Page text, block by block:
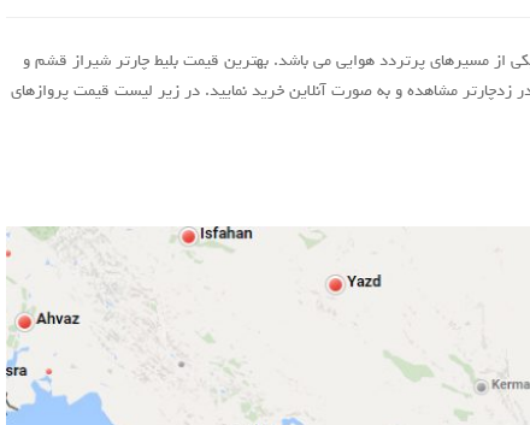
از مسیرهای پرتردد هوایی می باشد. بهترین قیمت بلیط چارتر شیراز قشم و
زدچارتر مشاهده و به صورت آنلاین خرید نمایید. در زیر لیست قیمت پروازهای